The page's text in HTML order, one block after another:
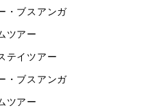
・ブスアンガ
ツアー
テイツアー
・ブスアンガ
ツアー